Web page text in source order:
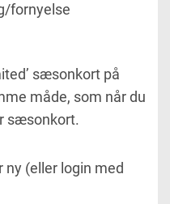
fornyelse
sæsonkort på
måde, som når du
sæsonkort.
ny (eller login med